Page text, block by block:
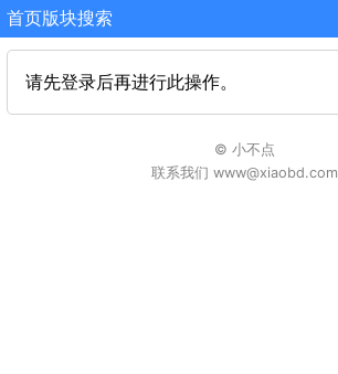
首页版块搜索
请先登录后再进行此操作。
© 小不点
联系我们 www@xiaobd.com